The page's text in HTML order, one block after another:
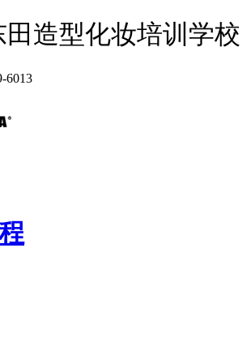
田造型化妆培训学校
6013